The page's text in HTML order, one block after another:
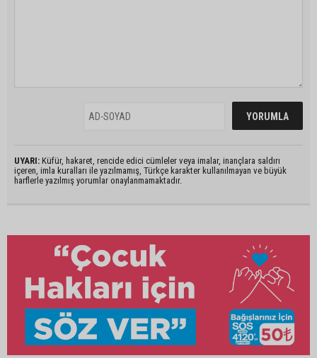
UYARI: Küfür, hakaret, rencide edici cümleler veya imalar, inançlara saldırı
içeren, imla kuralları ile yazılmamış, Türkçe karakter kullanılmayan ve büyük
harflerle yazılmış yorumlar onaylanmamaktadır.